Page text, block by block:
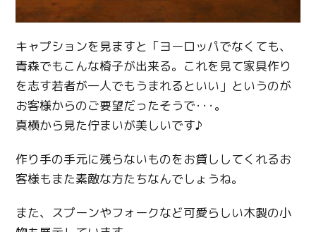
キャプションを見ますと「ヨーロッパでなくても、
青森でもこんな椅子が出来る。これを見て家具作り
を志す若者が一人でもうまれるといい」というのが
お客様からのご要望だったそうで･･･。
真横から見た佇まいが美しいです♪
作り手の手元に残らないものをお貸ししてくれるお
客様もまた素敵な方たちなんでしょうね。
また、スプーンやフォークなど可愛らしい木製の小